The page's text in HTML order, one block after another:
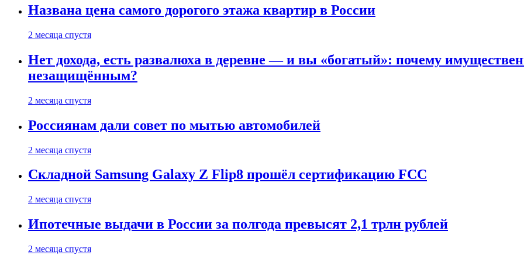
Названа цена самого дорогого этажа квартир в России
2 месяца спустя
Нет дохода, есть развалюха в деревне — и вы «богатый»: почему
незащищённым?
2 месяца спустя
Россиянам дали совет по мытью автомобилей
2 месяца спустя
Складной Samsung Galaxy Z Flip8 прошёл сертификацию FCC
2 месяца спустя
Ипотечные выдачи в России за полгода превысят 2,1 трлн рублей
2 месяца спустя